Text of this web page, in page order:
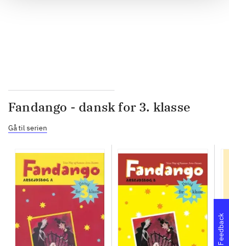
Fandango - dansk for 3. klasse
Gå til serien
Feedback